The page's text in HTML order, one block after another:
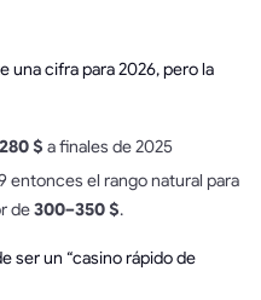
una cifra para 2026, pero la
$ a finales de 2025
entonces el rango natural para
de300–350 $.
ser un “casino rápido de